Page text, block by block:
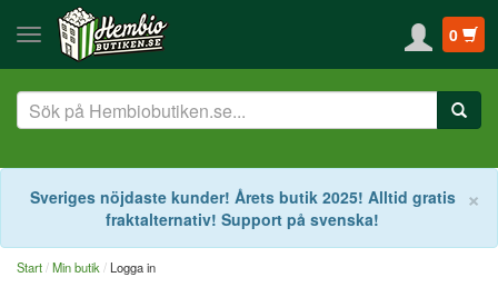
0
×
Sveriges nöjdaste kunder! Årets butik 2025! Alltid gratis
fraktalternativ! Support på svenska!
Start Min butik Logga in